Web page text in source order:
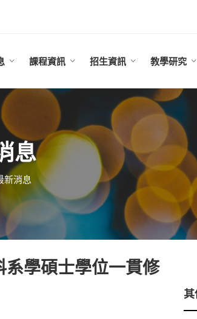
課程資訊 招生資訊 教學研究
息
新消息
系學碩士學位一貫修